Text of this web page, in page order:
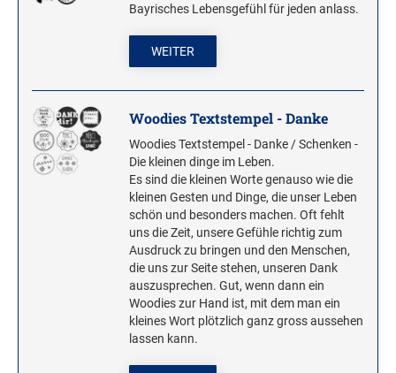
Stampendous Motivstempel
Textstempel Motivstempel
Trauer Motivstempel
KREATIVBEREICH
Clearsnap
STEMPLINO STEMPEL
Ministempel Kleine Mixe
Ministempel Komplettset
Bayrisches Lebensgefühl für jeden anlass.
WEITER
Woodies Textstempel - Danke
Woodies Textstempel - Danke / Schenken -
Die kleinen dinge im Leben.
Es sind die kleinen Worte genauso wie die
kleinen Gesten und Dinge, die unser Leben
schön und besonders machen. Oft fehlt
uns die Zeit, unsere Gefühle richtig zum
Ausdruck zu bringen und den Menschen,
die uns zur Seite stehen, unseren Dank
auszusprechen. Gut, wenn dann ein
Woodies zur Hand ist, mit dem man ein
kleines Wort plötzlich ganz gross aussehen
lassen kann.